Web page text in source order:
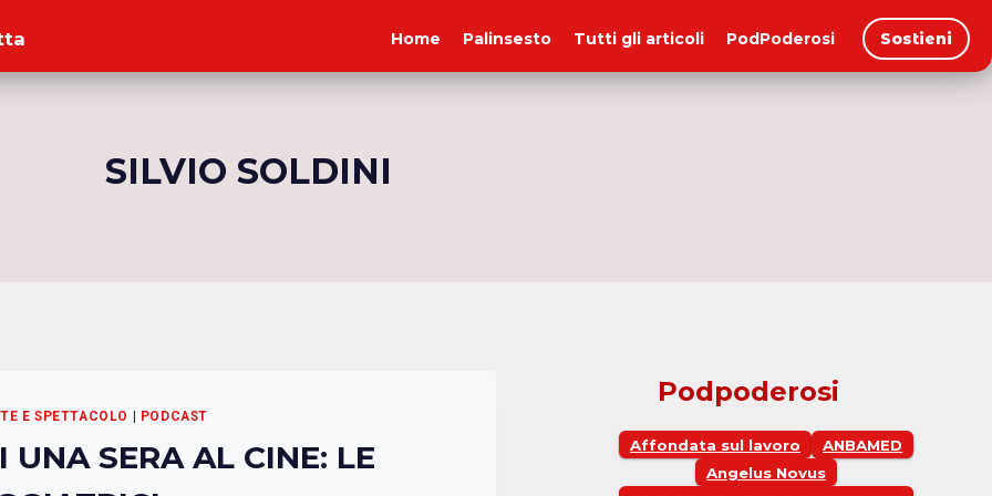
Home Palinsesto Tutti gli articoli PodPoderosi Sostieni
SILVIO SOLDINI
E SPETTACOLO PODCAST
UNA SERA AL CINE: LE
Podpoderosi
Affondata sul lavoro
ANBAMED
Angelus Novus